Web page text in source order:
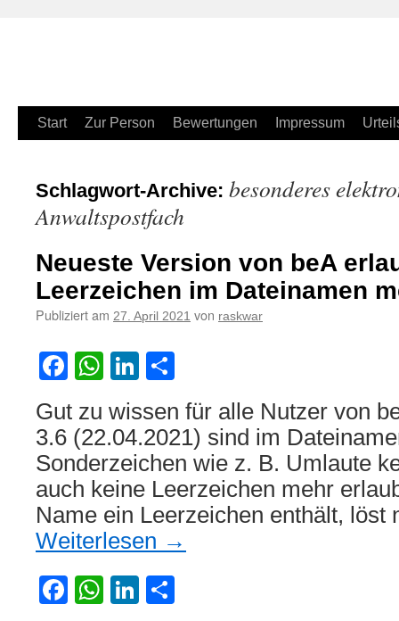
Zum
springen
Start Zur Person Bewertungen Impressum
Schlagwort-Archive: besonderes
Anwaltspostfach
Neueste Version von beA
Leerzeichen im Dateinamen
Publiziert am 27. April 2021 von raskwar
Facebook
WhatsApp
LinkedIn
Gut zu wissen für alle Nutzer von
3.6 (22.04.2021) sind im
Sonderzeichen wie z. B. Umlaute
auch keine Leerzeichen mehr
Name ein Leerzeichen enthält,
Weiterlesen →
Facebook
WhatsApp
LinkedIn